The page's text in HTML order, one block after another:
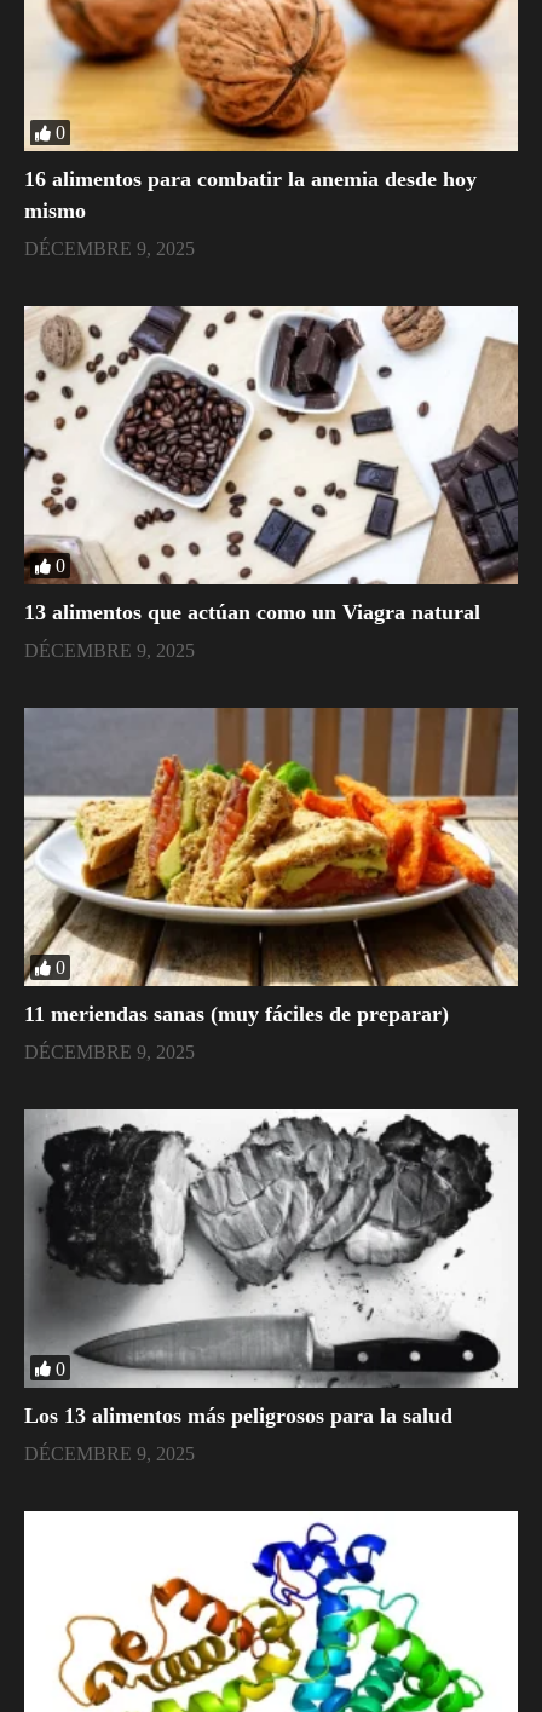
0
16 alimentos para combatir la anemia desde hoy
mismo
DÉCEMBRE 9, 2025
0
​13 alimentos que actúan como un Viagra natural
DÉCEMBRE 9, 2025
0
11 meriendas sanas (muy fáciles de preparar)
DÉCEMBRE 9, 2025
0
​Los 13 alimentos más peligrosos para la salud
DÉCEMBRE 9, 2025